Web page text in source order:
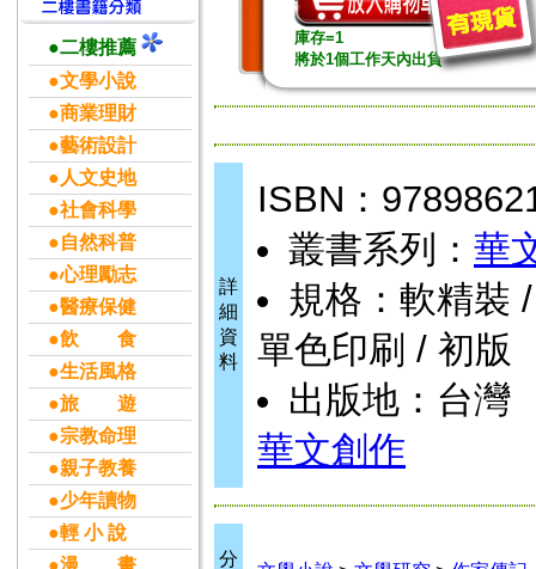
●二樓推薦
●文學小說
●商業理財
●藝術設計
●人文史地
●社會科學
●自然科普
●心理勵志
●醫療保健
●飲 食
●生活風格
●旅 遊
●宗教命理
●親子教養
●少年讀物
●輕 小 說
●漫 畫
庫存=1
將於1個工作天內出貨
詳
細
資
料
ISBN：
叢書系列： 華
規格：軟精裝
單色印刷 / 初版
出版地：台灣
華文創作
分